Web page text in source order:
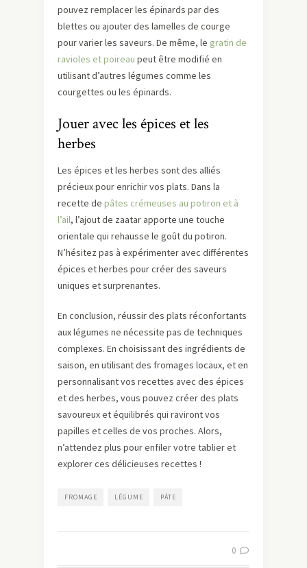
pouvez remplacer les épinards par des
blettes ou ajouter des lamelles de courge
pour varier les saveurs. De même, le gratin de
ravioles et poireau peut être modifié en
utilisant d’autres légumes comme les
courgettes ou les épinards.
Jouer avec les épices et les
herbes
Les épices et les herbes sont des alliés
précieux pour enrichir vos plats. Dans la
recette de pâtes crémeuses au potiron et à
l’ail, l’ajout de zaatar apporte une touche
orientale qui rehausse le goût du potiron.
N’hésitez pas à expérimenter avec différentes
épices et herbes pour créer des saveurs
uniques et surprenantes.
En conclusion, réussir des plats réconfortants
aux légumes ne nécessite pas de techniques
complexes. En choisissant des ingrédients de
saison, en utilisant des fromages locaux, et en
personnalisant vos recettes avec des épices
et des herbes, vous pouvez créer des plats
savoureux et équilibrés qui raviront vos
papilles et celles de vos proches. Alors,
n’attendez plus pour enfiler votre tablier et
explorer ces délicieuses recettes !
FROMAGE LÉGUME PÂTE
0